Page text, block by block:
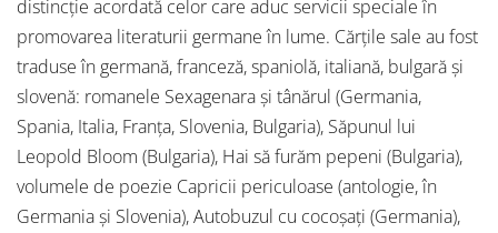
distincție acordată celor care aduc servicii speciale în
promovarea literaturii germane în lume. Cărțile sale au fost
traduse în germană, franceză, spaniolă, italiană, bulgară și
slovenă: romanele Sexagenara și tânărul (Germania,
Spania, Italia, Franța, Slovenia, Bulgaria), Săpunul lui
Leopold Bloom (Bulgaria), Hai să furăm pepeni (Bulgaria),
volumele de poezie Capricii periculoase (antologie, în
Germania și Slovenia), Autobuzul cu cocoșați (Germania),